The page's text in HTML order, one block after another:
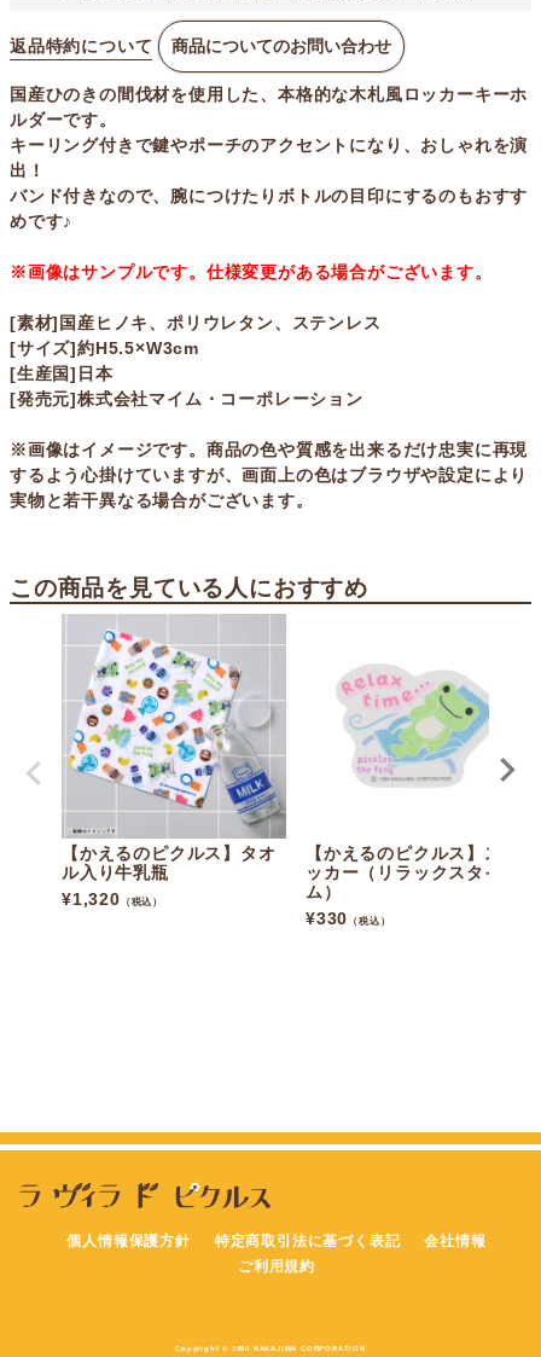
返品特約について 商品についてのお問い合わせ
国産ひのきの間伐材を使用した、本格的な木札風ロッカーキーホ
ルダーです。
キーリング付きで鍵やポーチのアクセントになり、おしゃれを演
出！
バンド付きなので、腕につけたりボトルの目印にするのもおすす
めです♪
※画像はサンプルです。仕様変更がある場合がございます。
[素材]国産ヒノキ、ポリウレタン、ステンレス
[サイズ]約H5.5×W3cm
[生産国]日本
[発売元]株式会社マイム・コーポレーション
※画像はイメージです。商品の色や質感を出来るだけ忠実に再現
するよう心掛けていますが、画面上の色はブラウザや設定により
実物と若干異なる場合がございます。
この商品を見ている人におすすめ
【かえるのピクルス】タオ
ル入り牛乳瓶
¥1,320 （税込）
【かえるのピクルス】ステ
ッカー（リラックスタイ
ム）
¥330 （税込）
個人情報保護方針 特定商取引法に基づく表記
会社情報
ご利用規約
Copyright © 1994 NAKAJIMA CORPORATION